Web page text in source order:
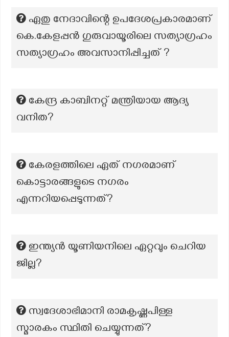
ഏതു നേദാവിന്റെ ഉപദേശപ്രകാരമാണ്
കെ.കേളപ്പൻ ഗുരുവായൂരിലെ സത്യാഗ്രഹം
സത്യാഗ്രഹം അവസാനിപ്പിച്ചത് ?
കേന്ദ്ര കാബിനറ്റ് മന്ത്രിയായ ആദ്യ
വനിത?
കേരളത്തിലെ ഏത് നഗരമാണ്
കൊട്ടാരങ്ങളുടെ നഗരം
എന്നറിയപ്പെടുന്നത്?
ഇന്ത്യൻ യൂണിയനിലെ ഏറ്റവും ചെറിയ
ജില്ല?
സ്വദേശാഭിമാനി രാമകൃഷ്ണപിള്ള
സ്മാരകം സ്ഥിതി ചെയ്യുന്നത്?